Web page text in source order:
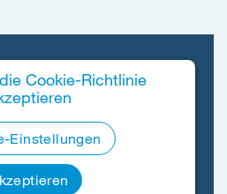
Cookie-Richtlinie
Einstellungen